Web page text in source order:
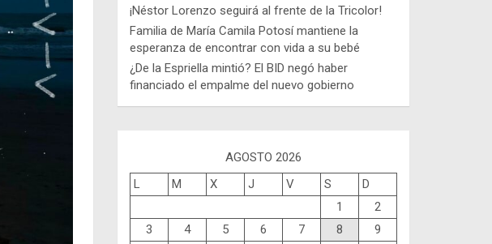
¡Néstor Lorenzo seguirá al frente de la Tricolor!
Familia de María Camila Potosí mantiene la
esperanza de encontrar con vida a su bebé
¿De la Espriella mintió? El BID negó haber
financiado el empalme del nuevo gobierno
AGOSTO 2026
L
M X J V S
D
1
2
3
4 5 6 7 8
9